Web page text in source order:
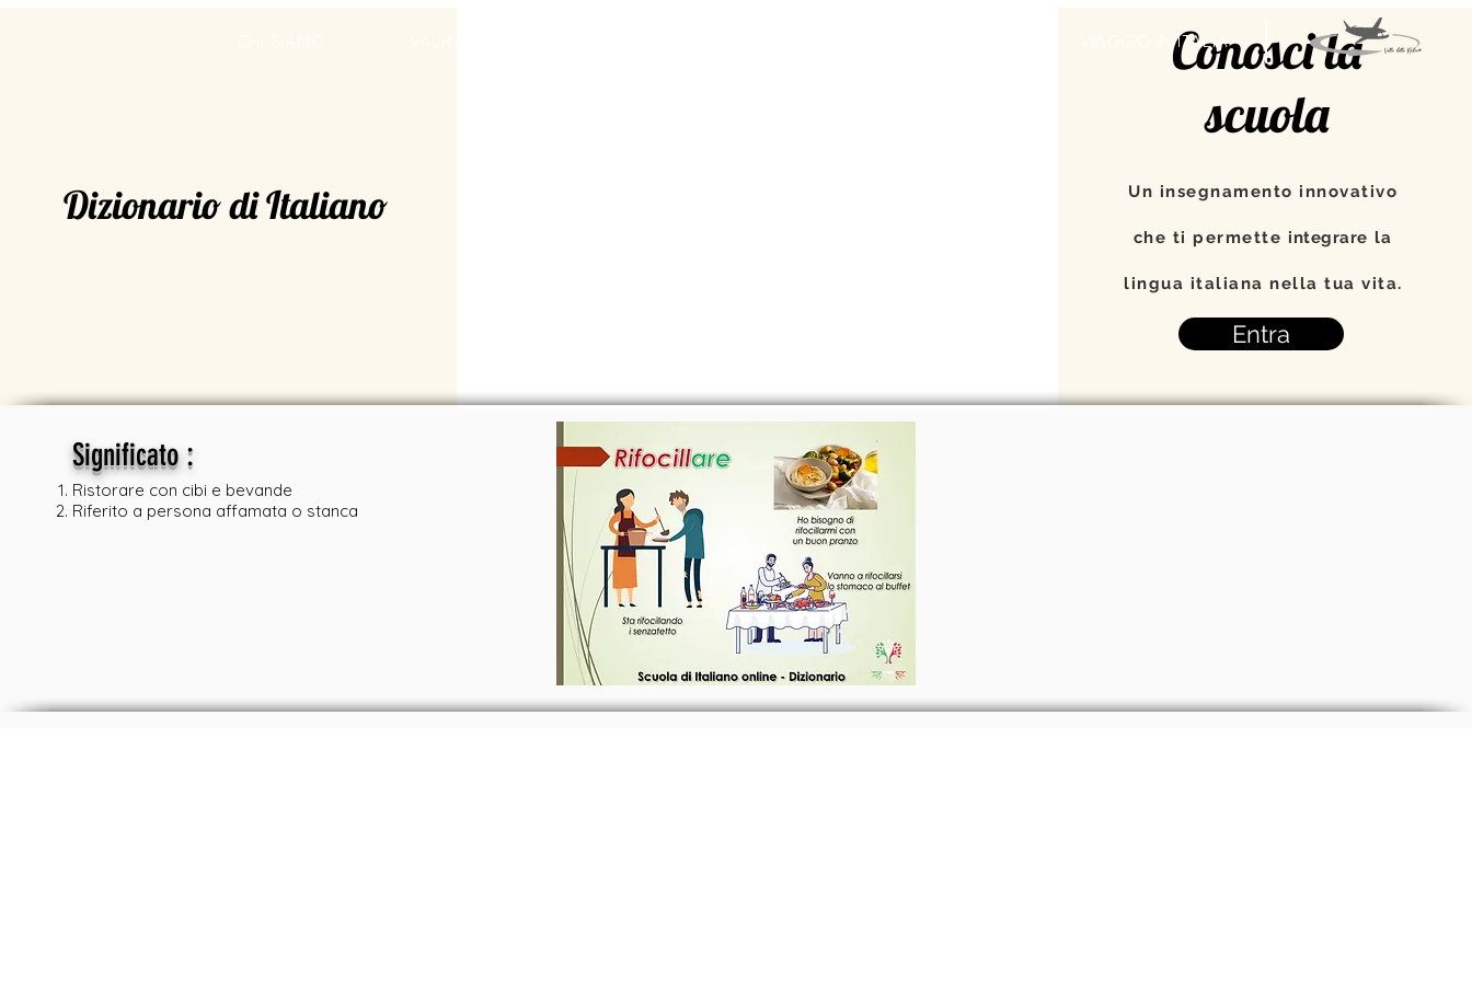
VIAGGIO IN ITALIA
Dizionario di Italiano
Conosci la
scuola
Un insegnamento innovativo
che ti permette integrare la
lingua italiana nella tua vita.
Entra
Significato:
Ristorare con cibi e bevande
Riferito a persona affamata o stanca